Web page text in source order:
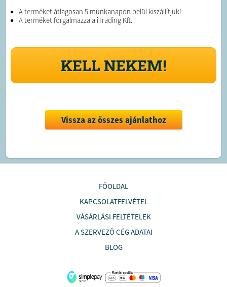
A terméket átlagosan 5 munkanapon belül kiszállítjuk!
A terméket forgalmazza a iTrading Kft.
KELL NEKEM!
Vissza az összes ajánlathoz
FŐOLDAL
KAPCSOLATFELVÉTEL
VÁSÁRLÁSI FELTÉTELEK
A SZERVEZŐ CÉG ADATAI
BLOG